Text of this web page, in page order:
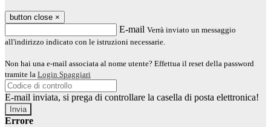
button close ×
E-mail Verrà inviato un messaggio
all'indirizzo indicato con le istruzioni necessarie.
Non hai una e-mail associata al nome utente? Effettua il reset della password
tramite la Login Spaggiari
E-mail inviata, si prega di controllare la casella di posta elettronica!
Errore